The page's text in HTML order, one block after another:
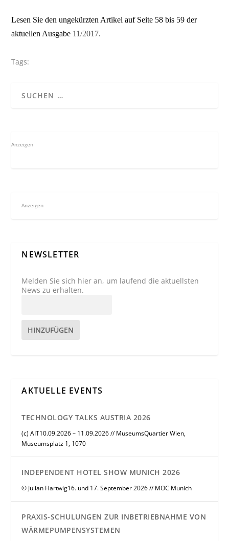
Lesen Sie den ungekürzten Artikel auf Seite 58 bis 59 der
aktuellen Ausgabe 11/2017.
Tags:
Anzeigen
Anzeigen
NEWSLETTER
Melden Sie sich hier an, um laufend die aktuellsten
News zu erhalten.
HINZUFÜGEN
AKTUELLE EVENTS
TECHNOLOGY TALKS AUSTRIA 2026
(c) AIT10.09.2026 – 11.09.2026 // MuseumsQuartier Wien,
Museumsplatz 1, 1070
INDEPENDENT HOTEL SHOW MUNICH 2026
© Julian Hartwig16. und 17. September 2026 // MOC Munich
PRAXIS-SCHULUNGEN ZUR INBETRIEBNAHME VON
WÄRMEPUMPENSYSTEMEN